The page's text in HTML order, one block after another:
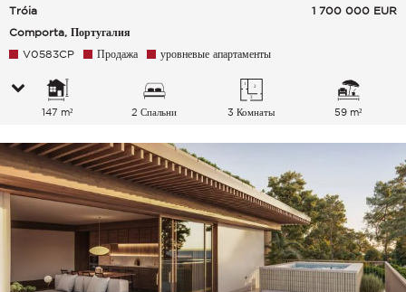
Tróia
Comporta, Португалия
1 700 000 EUR
V0583CP Продажа уровневые апартаменты
147 m² 2 Спальни 3 Комнаты 59 m²